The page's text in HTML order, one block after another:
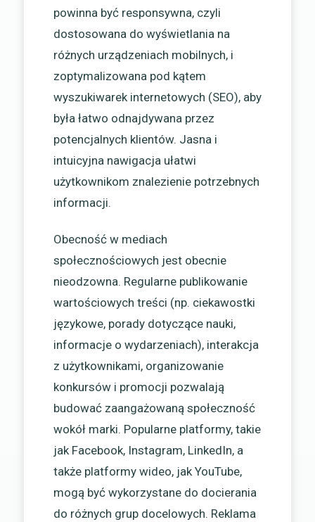
powinna być responsywna, czyli
dostosowana do wyświetlania na
różnych urządzeniach mobilnych, i
zoptymalizowana pod kątem
wyszukiwarek internetowych (SEO), aby
była łatwo odnajdywana przez
potencjalnych klientów. Jasna i
intuicyjna nawigacja ułatwi
użytkownikom znalezienie potrzebnych
informacji.
Obecność w mediach
społecznościowych jest obecnie
nieodzowna. Regularne publikowanie
wartościowych treści (np. ciekawostki
językowe, porady dotyczące nauki,
informacje o wydarzeniach), interakcja
z użytkownikami, organizowanie
konkursów i promocji pozwalają
budować zaangażowaną społeczność
wokół marki. Popularne platformy, takie
jak Facebook, Instagram, LinkedIn, a
także platformy wideo, jak YouTube,
mogą być wykorzystane do docierania
do różnych grup docelowych. Reklama